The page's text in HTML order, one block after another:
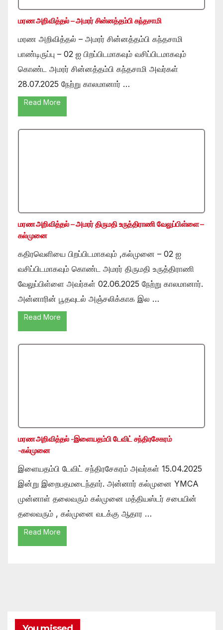
மரண அறிவித்தல் – அமரர் சின்னத்தம்பி கந்தசாமி
மரண அறிவித்தல் – அமரர் சின்னத்தம்பி கந்தசாமி
பாண்டிருப்பு – 02 ஐ பிறப்பிடமாகவும் வசிப்பிடமாகவும்
கொண்ட அமரர் சின்னத்தம்பி கந்தசாமி அவர்கள்
28.07.2025 நேற்று காலமானார் …
Read More
மரண அறிவித்தல் – அமரர் திருமதி உருத்திராணி வேலுப்பிள்ளை –
கல்முனை
கதிரவெளியை பிறப்பிடமாகவும் ,கல்முனை – 02 ஐ
வசிப்பிடமாகவும் கொண்ட அமரர் திருமதி உருத்திராணி
வேலுப்பிள்ளை அவர்கள் 02.06.2025 நேற்று காலமானார்.
அன்னாரின் பூதவுடல் அஞ்சலிக்காக இல …
Read More
மரண அறிவித்தல் -இளையதம்பி டேவிட் சந்திரசேகரம்
-கல்முனை
இளையதம்பி டேவிட் சந்திரசேகரம் அவர்கள் 15.04.2025
இன்று இறைபதமடைந்தார். அன்னார் கல்முனை YMCA
முன்னாள் தலைவரும் கல்முனை மத்தியஸ்டர் சபையின்
தலைவரும் , கல்முனை வடக்கு ஆதார …
Read More